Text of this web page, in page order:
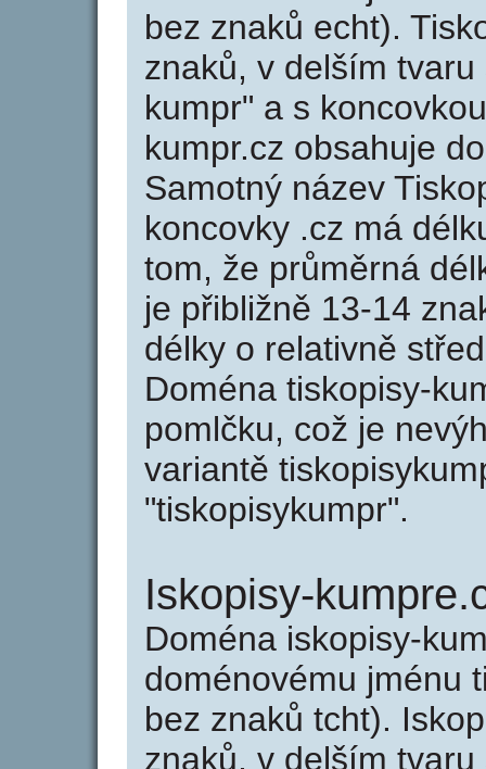
bez znaků echt).
znaků, v delším
kumpr" a s
kumpr.cz obsahuje
Samotný název
koncovky .cz má
tom, že průměrná
je přibližně 13-14
délky o relativně
Doména tiskopisy-
pomlčku, což je
variantě
"tiskopisykumpr".
Iskopisy-
Doména iskopisy-
doménovému jménu
bez znaků tcht).
znaků, v delším